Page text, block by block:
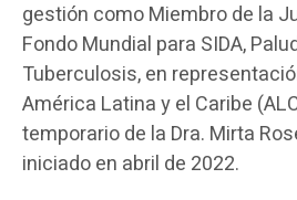
gestión como Miembro de la
Fondo Mundial para SIDA,
Tuberculosis, en
América Latina y el Caribe
temporario de la Dra. Mirta
iniciado en abril de 2022.